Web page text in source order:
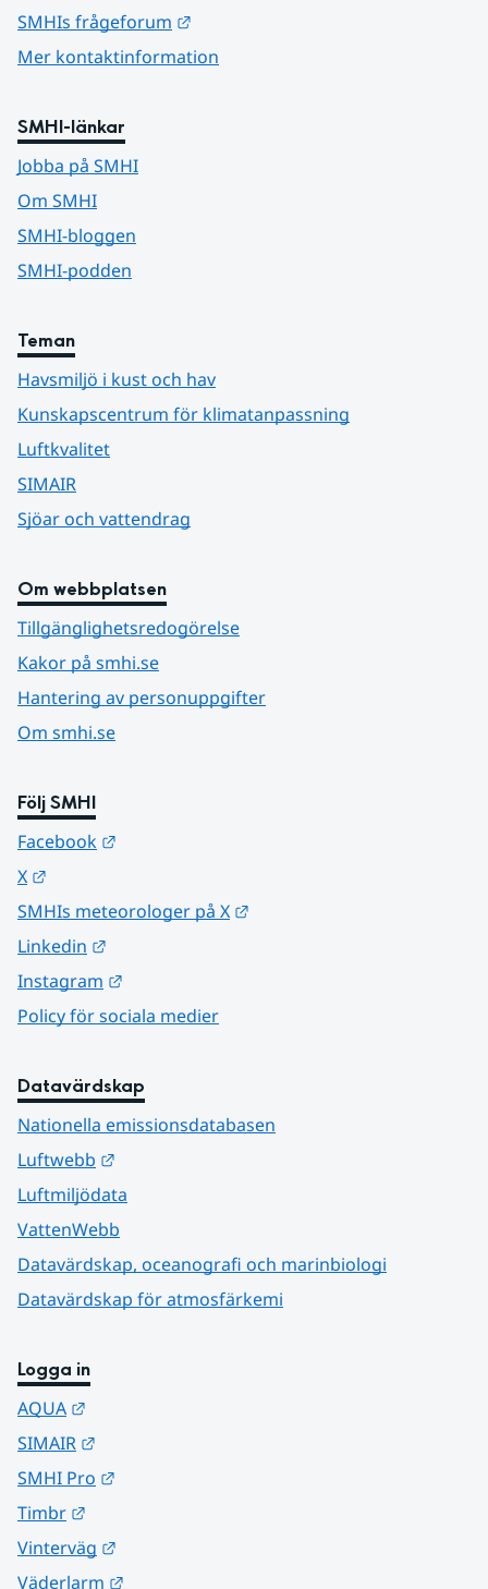
SMHIs frågeforum
Mer kontaktinformation
SMHI-länkar
Jobba på SMHI
Om SMHI
SMHI-bloggen
SMHI-podden
Teman
Havsmiljö i kust och hav
Kunskapscentrum för klimatanpassning
Luftkvalitet
SIMAIR
Sjöar och vattendrag
Om webbplatsen
Tillgänglighetsredogörelse
Kakor på smhi.se
Hantering av personuppgifter
Om smhi.se
Följ SMHI
Facebook
X
SMHIs meteorologer på X
Linkedin
Instagram
Policy för sociala medier
Datavärdskap
Nationella emissionsdatabasen
Luftwebb
Luftmiljödata
VattenWebb
Datavärdskap, oceanografi och marinbiologi
Datavärdskap för atmosfärkemi
Logga in
AQUA
SIMAIR
SMHI Pro
Timbr
Vinterväg
Väderlarm